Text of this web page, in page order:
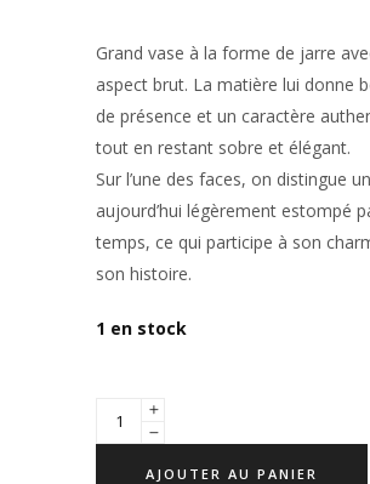
Grand vase à la forme de jarre
aspect brut. La matière lui donne
de présence et un caractère
tout en restant sobre et élégant.
Sur l’une des faces, on distingue
aujourd’hui légèrement estompé
temps, ce qui participe à son
son histoire.
1 en stock
AJOUTER AU PANIER